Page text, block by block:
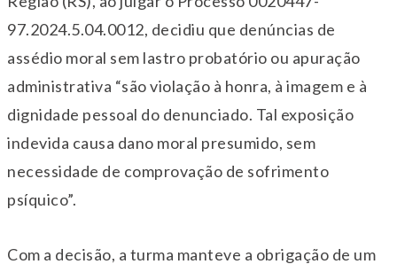
97.2024.5.04.0012, decidiu que denúncias de
assédio moral sem lastro probatório ou apuração
administrativa “são violação à honra, à imagem e à
dignidade pessoal do denunciado. Tal exposição
indevida causa dano moral presumido, sem
necessidade de comprovação de sofrimento
psíquico”.
Com a decisão, a turma manteve a obrigação de um